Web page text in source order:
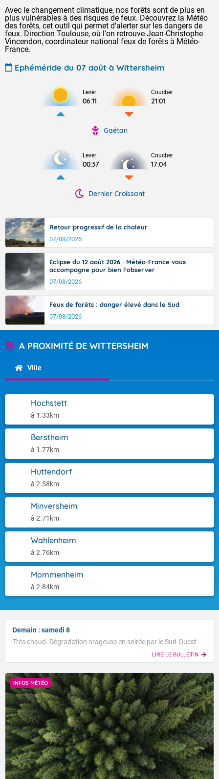
Avec le changement climatique, nos forêts sont de plus en
plus vulnérables à des risques de feux. Découvrez la Météo
des forêts, cet outil qui permet d'alerter sur les dangers de
feux. Direction Toulouse, où l'on retrouve Jean-Christophe
Vincendon, coordinateur national feux de forêts à Météo-
France.
Ephéméride du 07 août à Wittersheim
Lever
06:11
Coucher
21:01
Gaétan
Lever
00:37
Coucher
17:04
Dernier Croissant
Retour progressif de la chaleur
07/08/2026
Éclipse du 12 août 2026 : Météo-France vous
accompagne pour bien l'observer
07/08/2026
Feux de forêts : danger élevé dans le Sud
07/08/2026
A PROXIMITÉ DE WITTERSHEIM
Ville
Hochstett
à 1.33km
Berstheim
à 1.77km
Huttendorf
à 2.58km
Minversheim
à 2.71km
Wahlenheim
à 2.76km
Mommenheim
à 2.84km
Demain : samedi 8
Très chaud. Dégradation orageuse en soirée par le Sud-Ouest
LIRE LE BULLETIN
INFOS MÉTÉO